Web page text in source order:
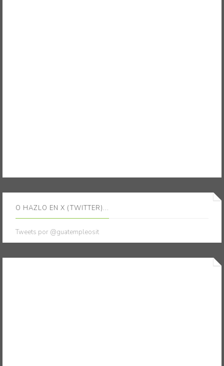
O HAZLO EN X (TWITTER)...
Tweets por @guatempleosit